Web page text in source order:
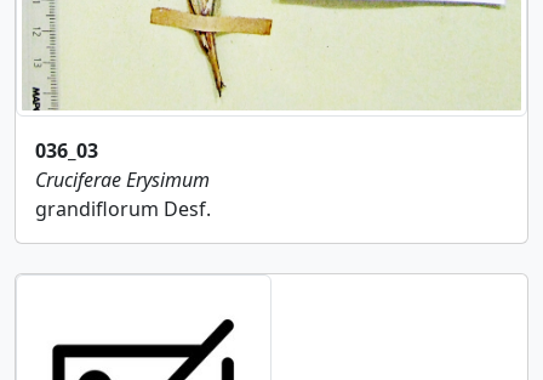
036_03
CruciferaeErysimum
grandiflorum Desf.